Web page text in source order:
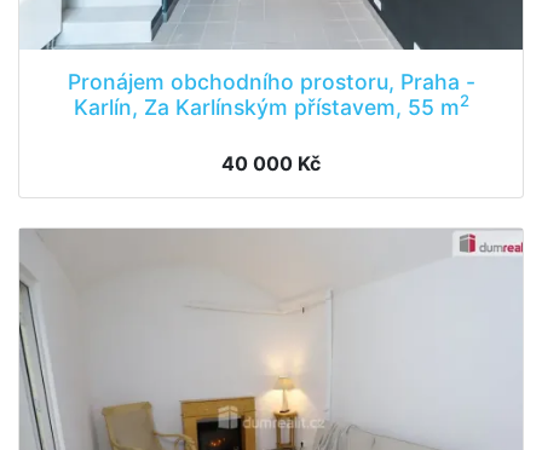
Pronájem obchodního prostoru, Praha -
Karlín, Za Karlínským přístavem, 55 m2
40 000 Kč